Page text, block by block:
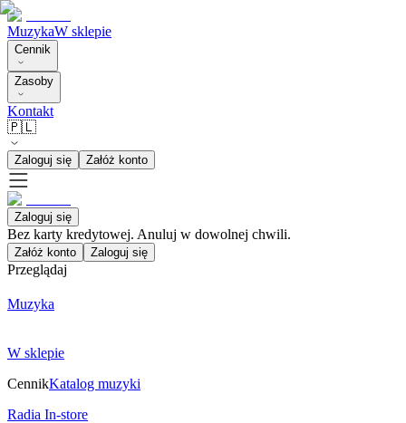
MuzykaW sklepie
Cennik
Zasoby
Kontakt
🇵🇱
Zaloguj się Załóż konto
Zaloguj się
Bez karty kredytowej. Anuluj w dowolnej chwili.
Załóż konto Zaloguj się
Przeglądaj
Muzyka
W sklepie
CennikKatalog muzyki
Radia In-store